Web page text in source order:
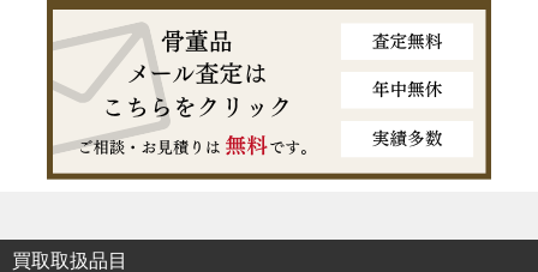
買取取扱品目